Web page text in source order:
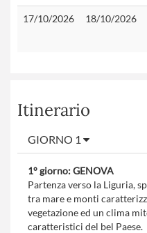
17/10/2026 18/10/2026
Itinerario
GIORNO 1
1° giorno: GENOVA
Partenza verso la Liguria,
tra mare e monti
vegetazione ed un clima
caratteristici del bel Paese.